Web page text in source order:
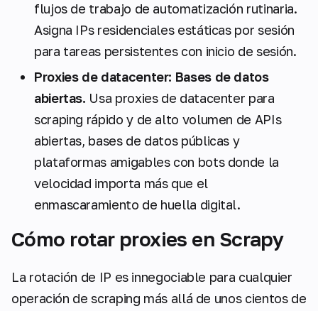
flujos de trabajo de automatización rutinaria.
Asigna IPs residenciales estáticas por sesión
para tareas persistentes con inicio de sesión.
Proxies de datacenter: Bases de datos
abiertas. Usa proxies de datacenter para
scraping rápido y de alto volumen de APIs
abiertas, bases de datos públicas y
plataformas amigables con bots donde la
velocidad importa más que el
enmascaramiento de huella digital.
Cómo rotar proxies en Scrapy
La rotación de IP es innegociable para cualquier
operación de scraping más allá de unos cientos de